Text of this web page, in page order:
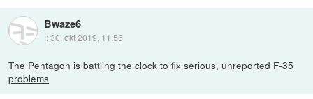
Bwaze6
::30. okt 2019, 11:56
The Pentagon is battling the clock to fix serious, unreported F-35
problems